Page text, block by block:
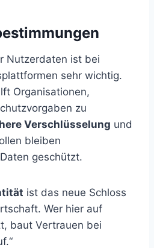
Nutzerdaten ist bei
sehr wichtig.
Organisationen,
zu
Verschlüsselung und
bleiben
geschützt.
ist das neue Schloss
Wer hier auf
baut Vertrauen bei